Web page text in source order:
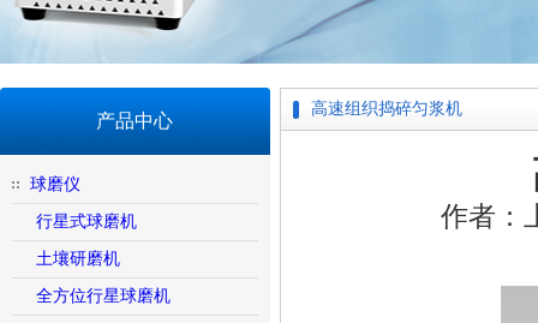
产品中心
球磨仪
行星式球磨机
土壤研磨机
全方位行星球磨机
高速组织捣碎匀浆机
作者：